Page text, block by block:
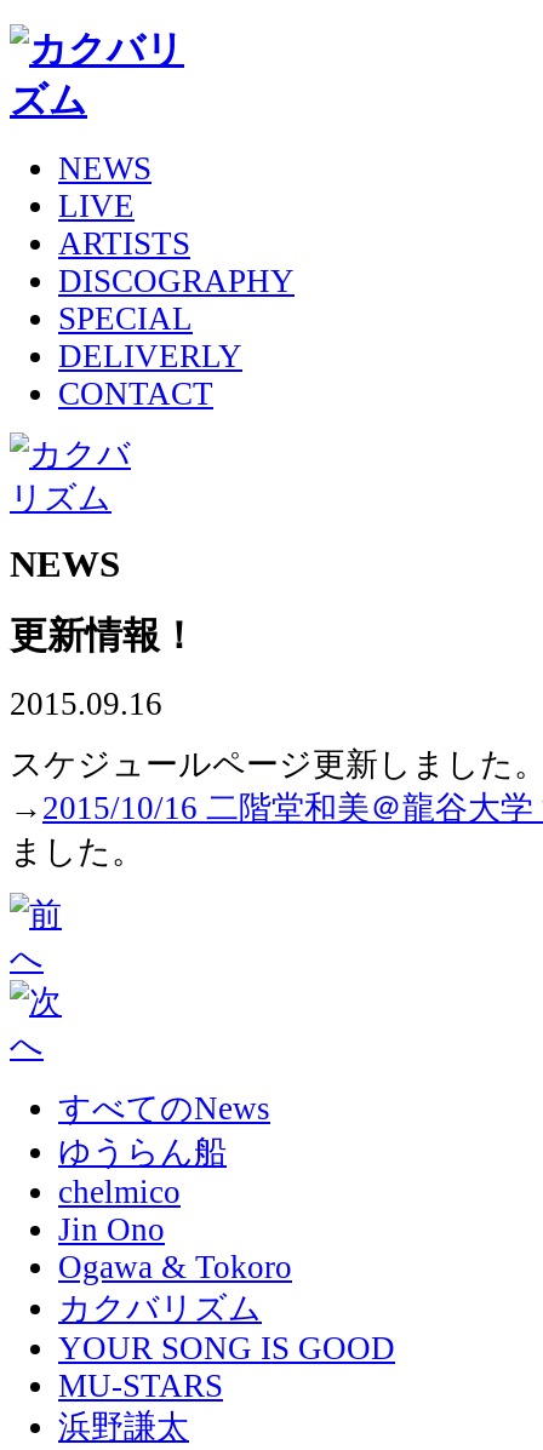
NEWS
LIVE
ARTISTS
DISCOGRAPHY
SPECIAL
DELIVERLY
CONTACT
NEWS
更新情報！
2015.09.16
スケジュールページ更新しました
→ 2015/10/16 二階堂和美＠龍谷大
ました。
すべてのNews
ゆうらん船
chelmico
Jin Ono
Ogawa & Tokoro
カクバリズム
YOUR SONG IS GOOD
MU-STARS
浜野謙太